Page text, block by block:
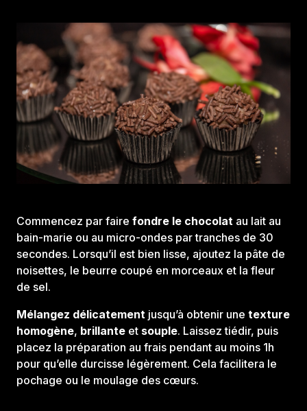
Commencez par faire fondre le chocolat au lait au
bain-marie ou au micro-ondes par tranches de 30
secondes. Lorsqu’il est bien lisse, ajoutez la pâte de
noisettes, le beurre coupé en morceaux et la fleur
de sel.
Mélangez délicatement jusqu’à obtenir une texture
homogène, brillante et souple. Laissez tiédir, puis
placez la préparation au frais pendant au moins 1h
pour qu’elle durcisse légèrement. Cela facilitera le
pochage ou le moulage des cœurs.